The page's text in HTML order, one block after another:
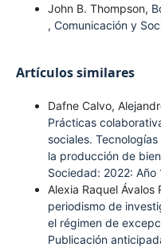
John B. Thompson,
, Comunicación y
Artículos similares
Dafne Calvo,
Prácticas
sociales.
la producción de
Sociedad: 2022: Año
Alexia Raquel Ávalos
periodismo de
el régimen de
Publicación